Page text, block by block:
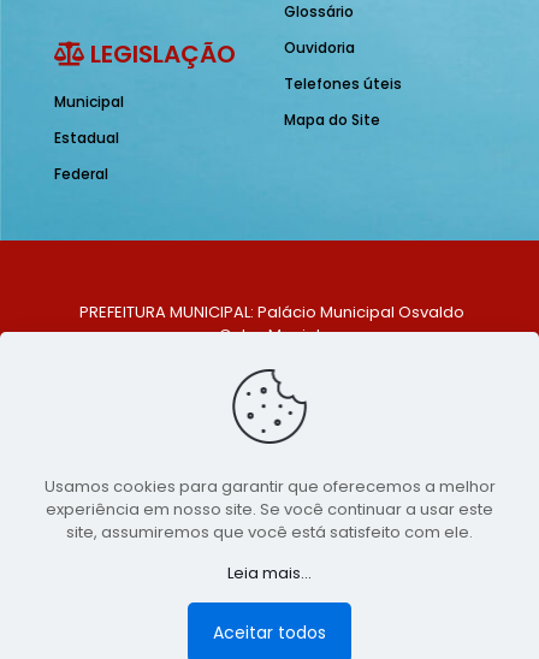
LEGISLAÇÃO
Municipal
Estadual
Federal
Glossário
Ouvidoria
Telefones úteis
Mapa do Site
PREFEITURA MUNICIPAL: Palácio Municipal Osvaldo
Celso Maciel
Centro, São Bento do Una - PE. CEP: 553370-128
TELEFONE: (81) 99548-1569
E-MAIL: ouvidoria@saobentodouna.pe.gov.br
Copyright 2021-2026 - Assessoria de Comunicação da
Prefeitura de São Bento do Una - PE
publicidadeLumusWeb - Agência Digital
Usamos cookies para garantir que oferecemos a melhor
experiência em nosso site. Se você continuar a usar este
site, assumiremos que você está satisfeito com ele.
Leia mais...
Aceitar todos